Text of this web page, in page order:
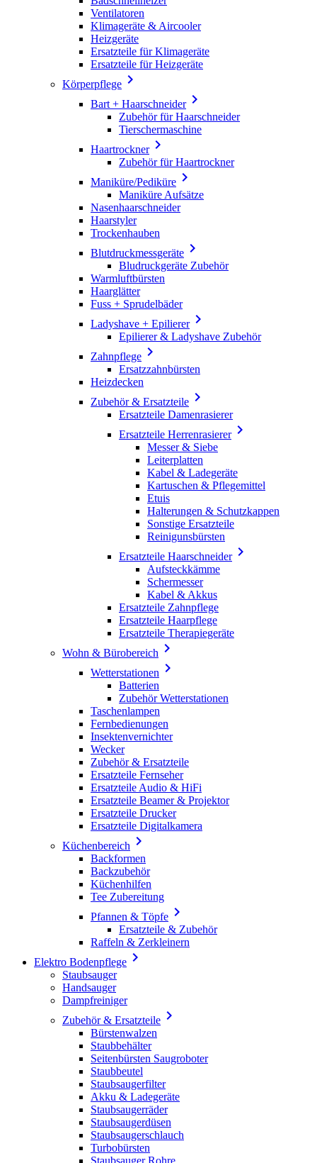
Ventilatoren
Klimageräte & Aircooler
Heizgeräte
Ersatzteile für Klimageräte
Ersatzteile für Heizgeräte
Körperpflege 
Bart + Haarschneider
Zubehör für Haarschneider
Tierschermaschine
Haartrockner
Zubehör für Haartrockner
Maniküre/Pediküre 
Maniküre Aufsätze
Nasenhaarschneider
Haarstyler
Trockenhauben
Blutdruckmessgeräte 
Bludruckgeräte Zubehör
Warmluftbürsten
Haarglätter
Fuss + Sprudelbäder
Ladyshave + Epilierer
Epilierer & Ladyshave Zubehör
Zahnpflege 
Ersatzzahnbürsten
Heizdecken
Zubehör & Ersatzteile 
Ersatzteile Damenrasierer
Ersatzteile Herrenrasierer
Messer & Siebe
Leiterplatten
Kabel & Ladegeräte
Kartuschen & Pflegemittel
Etuis
Halterungen & Schutzkappen
Sonstige Ersatzteile
Reinigunsbürsten
Ersatzteile Haarschneider
Aufsteckkämme
Schermesser
Kabel & Akkus
Ersatzteile Zahnpflege
Ersatzteile Haarpflege
Ersatzteile Therapiegeräte
Wohn & Bürobereich 
Wetterstationen 
Batterien
Zubehör Wetterstationen
Taschenlampen
Fernbedienungen
Insektenvernichter
Wecker
Zubehör & Ersatzteile
Ersatzteile Fernseher
Ersatzteile Audio & HiFi
Ersatzteile Beamer & Projektor
Ersatzteile Drucker
Ersatzteile Digitalkamera
Küchenbereich 
Backformen
Backzubehör
Küchenhilfen
Tee Zubereitung
Pfannen & Töpfe 
Ersatzteile & Zubehör
Raffeln & Zerkleinern
Elektro Bodenpflege 
Staubsauger
Handsauger
Dampfreiniger
Zubehör & Ersatzteile 
Bürstenwalzen
Staubbehälter
Seitenbürsten Saugroboter
Staubbeutel
Staubsaugerfilter
Akku & Ladegeräte
Staubsaugerräder
Staubsaugerdüsen
Staubsaugerschlauch
Turbobürsten
Staubsauger Rohre